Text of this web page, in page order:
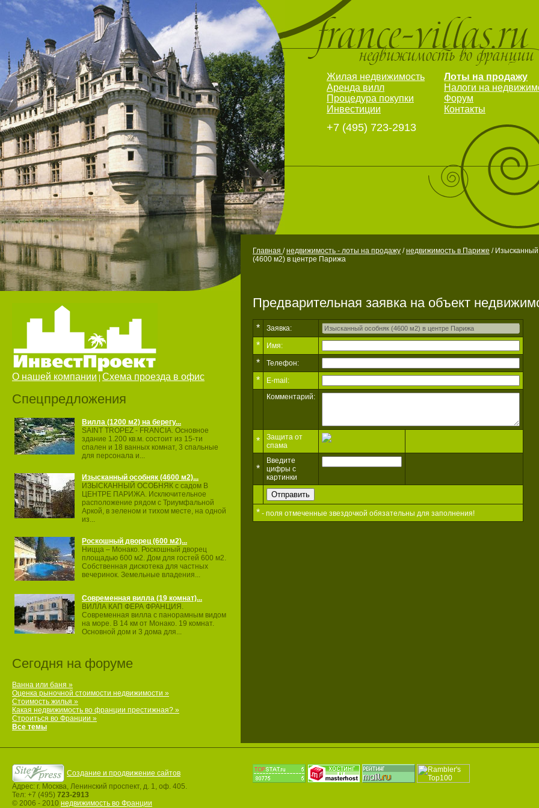
Жилая недвижимость
Аренда вилл
Процедура покупки
Инвестиции
Лоты на продажу
Налоги на
Форум
Контакты
+7 (495) 723-2913
О нашей компании Схема проезда в офис
Спецпредложения
Вилла (1200 м2) на берегу...
SAINT TROPEZ ‐ FRANCIA. Основное
здание 1.200 кв.м. состоит из 15‐ти
спален и 18 ванных комнат, 3 спальные
для персонала и...
Изысканный особняк (4600 м2)...
ИЗЫСКАННЫЙ ОСОБНЯК с садом В
ЦЕНТРЕ ПАРИЖА. Исключительное
расположение рядом с Триумфальной
Аркой, в зеленом и тихом месте, на одной
из...
Роскошный дворец (600 м2)...
Ницца – Монако. Роскошный дворец
площадью 600 м2. Дом для гостей 600 м2.
Собственная дискотека для частных
вечеринок. Земельные владения...
Современная вилла (19 комнат)...
ВИЛЛА КАП ФЕРА ФРАНЦИЯ.
Современная вилла с панорамным видом
на море. В 14 км от Монако. 19 комнат.
Основной дом и 3 дома для...
Сегодня на форуме
Ванна или баня »
Оценка рыночной стоимости недвижимости »
Стоимость жилья »
Какая недвижимость во франции престижная? »
Строиться во Франции »
Все темы
Главная /недвижимость - лоты на продажу /недвижимость в Париже / Изысканный
(4600 м2) в центре Парижа
Предварительная заявка на объект
* Заявка:
* Имя:
* Телефон:
*
E-mail:
Комментарий:
*
Защита от
спама
*
Введите
цифры с
картинки
* - поля отмеченные звездочкой обязательны для заполнения!
Создание и продвижение сайтов
Адрес: г. Москва, Ленинский проспект, д. 1, оф. 405.
Тел: +7 (495) 723-2913
© 2006 - 2010 недвижимость во Франции